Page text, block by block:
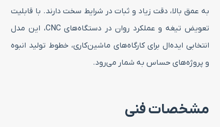
به عمق بالا، دقت زیاد و ثبات در شرایط سخت دارند. با قابلیت
تعویض تیغه و عملکرد روان در دستگاه‌های CNC، این مدل
انتخابی ایده‌ال برای کارگاه‌های ماشین‌کاری، خطوط تولید انبوه
و پروژه‌های حساس به شمار می‌رود.
مشخصات فنی